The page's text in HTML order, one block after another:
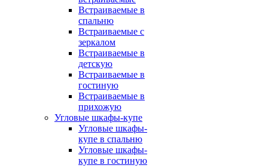
Встраиваемые в
спальню
Встраиваемые с
зеркалом
Встраиваемые в
детскую
Встраиваемые в
гостиную
Встраиваемые в
прихожую
Угловые шкафы-купе
Угловые шкафы-
купе в спальню
Угловые шкафы-
купе в гостиную